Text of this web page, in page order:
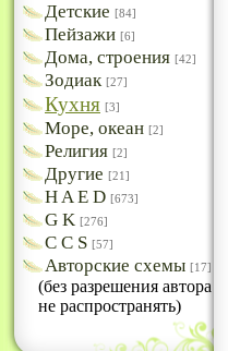
Детские [84]
Пейзажи [6]
Дома, строения [42]
Зодиак [27]
Кухня [3]
Море, океан [2]
Религия [2]
Другие [21]
H A E D [673]
G K [276]
C C S [57]
Авторские схемы [17]
(без разрешения автора
не распространять)